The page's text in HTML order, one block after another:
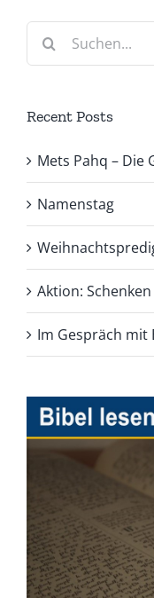
Suche
Recent Posts
Mets Pahq – Die
Namenstag
Aktion:
Im Gespräch mit